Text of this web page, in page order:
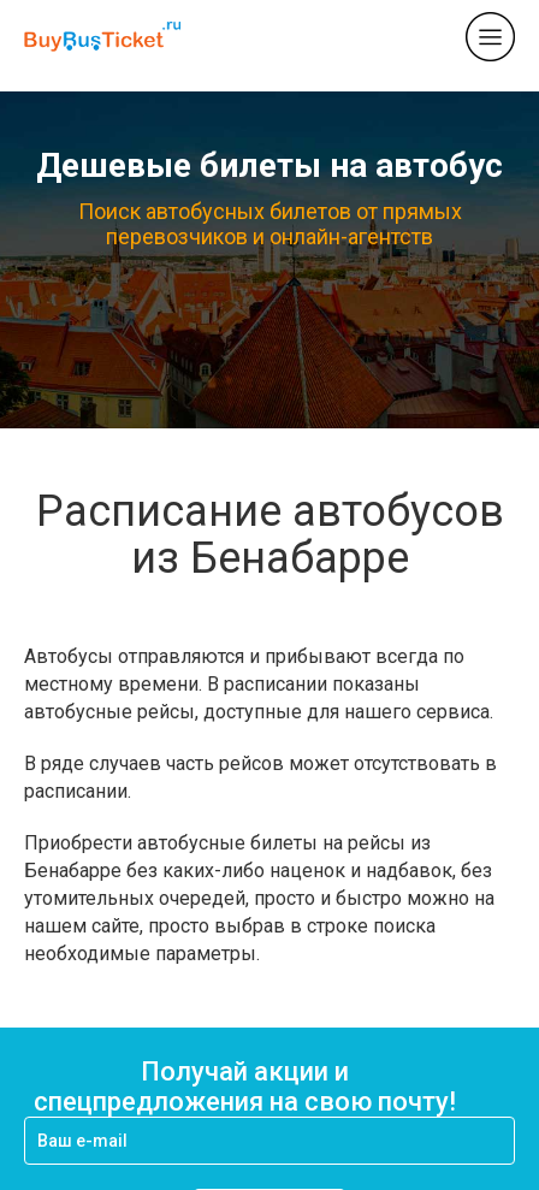
Дешевые билеты на автобус
Поиск автобусных билетов от прямых
перевозчиков и онлайн-агентств
Расписание автобусов
из Бенабарре
Автобусы отправляются и прибывают всегда по
местному времени. В расписании показаны
автобусные рейсы, доступные для нашего сервиса.
В ряде случаев часть рейсов может отсутствовать в
расписании.
Приобрести автобусные билеты на рейсы из
Бенабарре без каких-либо наценок и надбавок, без
утомительных очередей, просто и быстро можно на
нашем сайте, просто выбрав в строке поиска
необходимые параметры.
Получай акции и
спецпредложения на свою почту!